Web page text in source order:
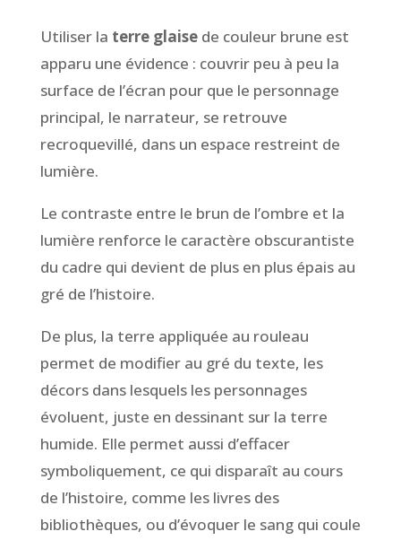
Utiliser la terre glaisede couleur brune est
apparu une évidence : couvrir peu à peu la
surface de l’écran pour que le personnage
principal, le narrateur, se retrouve
recroquevillé, dans un espace restreint de
lumière.
Le contraste entre le brun de l’ombre et la
lumière renforce le caractère obscurantiste
du cadre qui devient de plus en plus épais au
gré de l’histoire.
De plus, la terre appliquée au rouleau
permet de modifier au gré du texte, les
décors dans lesquels les personnages
évoluent, juste en dessinant sur la terre
humide. Elle permet aussi d’effacer
symboliquement, ce qui disparaît au cours
de l’histoire, comme les livres des
bibliothèques, ou d’évoquer le sang qui coule